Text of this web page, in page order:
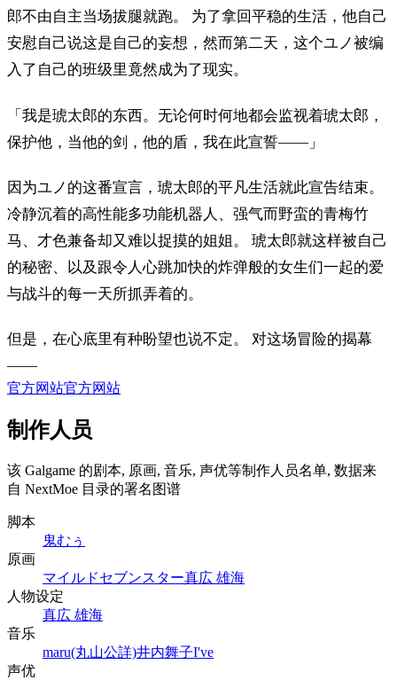
郎不由自主当场拔腿就跑。 为了拿回平稳的生活，他自己
安慰自己说这是自己的妄想，然而第二天，这个ユノ被编
入了自己的班级里竟然成为了现实。
「我是琥太郎的东西。无论何时何地都会监视着琥太郎，
保护他，当他的剑，他的盾，我在此宣誓——」
因为ユノ的这番宣言，琥太郎的平凡生活就此宣告结束。
冷静沉着的高性能多功能机器人、强气而野蛮的青梅竹
马、才色兼备却又难以捉摸的姐姐。 琥太郎就这样被自己
的秘密、以及跟令人心跳加快的炸弹般的女生们一起的爱
与战斗的每一天所抓弄着的。
但是，在心底里有种盼望也说不定。 对这场冒险的揭幕
——
官方网站官方网站
制作人员
该 Galgame 的剧本, 原画, 音乐, 声优等制作人员名单, 数据来
自 NextMoe 目录的署名图谱
脚本
鬼むぅ
原画
マイルドセブンスター真広 雄海
人物设定
真広 雄海
音乐
maru(丸山公詳)井内舞子I've
声优